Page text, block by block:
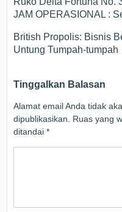
JAM OPERASIONAL :
British Propolis: Bisnis
Untung Tumpah-tumpah
Tinggalkan Balasan
Alamat email Anda tidak
dipublikasikan.
Ruas yang
ditandai*